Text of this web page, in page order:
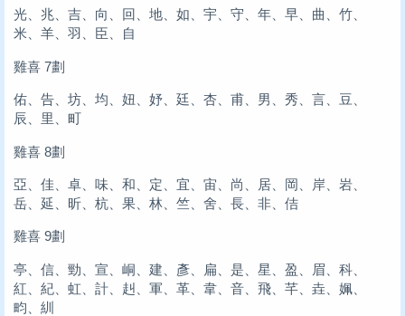
光、兆、吉、向、回、地、如、宇、守、年、早、曲、竹、
米、羊、羽、臣、自
雞喜 7劃
佑、告、坊、均、妞、妤、廷、杏、甫、男、秀、言、豆、
辰、里、町
雞喜 8劃
亞、佳、卓、味、和、定、宜、宙、尚、居、岡、岸、岩、
岳、延、昕、杭、果、林、竺、舍、長、非、佶
雞喜 9劃
亭、信、勁、宣、峒、建、彥、扁、是、星、盈、眉、科、
紅、紀、虹、計、赳、軍、革、韋、音、飛、芊、垚、姵、
畇、紃